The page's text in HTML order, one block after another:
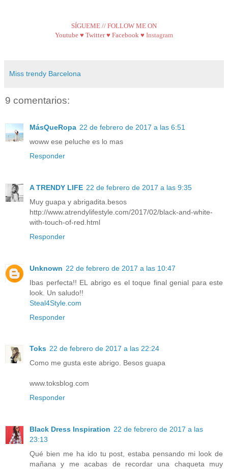
SÍGUEME // FOLLOW ME ON
Youtube ♥ Twitter♥ Facebook ♥ Instagram
Miss trendy Barcelona
9 comentarios:
MásQueRopa 22 de febrero de 2017 a las 6:51
woww ese peluche es lo mas
Responder
A TRENDY LIFE 22 de febrero de 2017 a las 9:35
Muy guapa y abrigadita.besos
http://www.atrendylifestyle.com/2017/02/black-and-white-
with-touch-of-red.html
Responder
Unknown 22 de febrero de 2017 a las 10:47
Ibas perfecta!! EL abrigo es el toque final genial para este
look. Un saludo!!
Steal4Style.com
Responder
Toks 22 de febrero de 2017 a las 22:24
Como me gusta este abrigo. Besos guapa
www.toksblog.com
Responder
Black Dress Inspiration 22 de febrero de 2017 a las
23:13
Qué bien me ha ido tu post, estaba pensando mi look de
mañana y me acabas de recordar una chaqueta muy